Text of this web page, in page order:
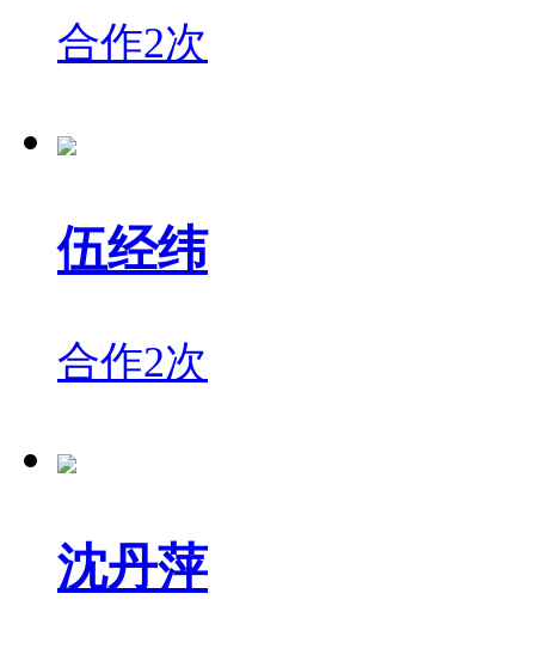
合作2次
伍经纬
合作2次
沈丹萍